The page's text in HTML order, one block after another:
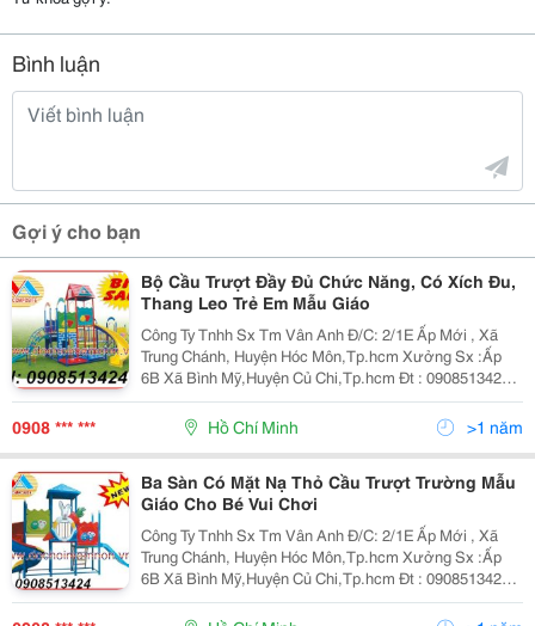
Bình luận
Gợi ý cho bạn
Bộ Cầu Trượt Đầy Đủ Chức Năng, Có Xích Đu,
Thang Leo Trẻ Em Mẫu Giáo
Công Ty Tnhh Sx Tm Vân Anh Đ/C: 2/1E Ấp Mới , Xã
Trung Chánh, Huyện Hóc Môn,Tp.hcm Xưởng Sx :Ấp
6B Xã Bình Mỹ,Huyện Củ Chi,Tp.hcm Đt : 0908513424
Fax:0839757638 Website: Www:dochoimamnon.com
Www:dochoimamnon.vn Email:maivo03.Vananh@
0908 *** *** Hồ Chí Minh >1 năm
Ba Sàn Có Mặt Nạ Thỏ Cầu Trượt Trường Mẫu
Giáo Cho Bé Vui Chơi
Công Ty Tnhh Sx Tm Vân Anh Đ/C: 2/1E Ấp Mới , Xã
Trung Chánh, Huyện Hóc Môn,Tp.hcm Xưởng Sx :Ấp
6B Xã Bình Mỹ,Huyện Củ Chi,Tp.hcm Đt : 0908513424
Fax:0839757638 Website: Www:dochoimamnon.com
Www:dochoimamnon.vn Email:maivo03.Vananh@